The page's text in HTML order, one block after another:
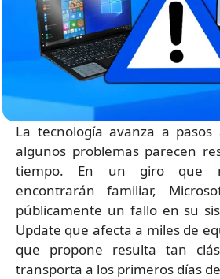
La tecnología avanza a pasos
algunos problemas parecen
tiempo. En un giro que
encontrarán familiar,
públicamente un fallo en su
Update que afecta a miles de
que propone resulta tan
transporta a los primeros días